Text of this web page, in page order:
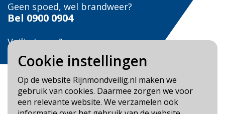
Cookie instellingen
Op de website Rijnmondveilig.nl maken we
gebruik van cookies. Daarmee zorgen we voor
een relevante website. We verzamelen ook
Geen spoed, wel brandweer?
Bel 0900 0904
Veilig Leven?
Bel 0900-8387